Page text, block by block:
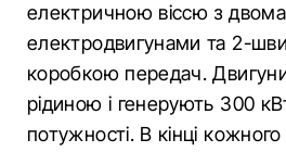
електричною віссю з
електродвигунами та 2-
коробкою передач.
рідиною і генерують 300
потужності. В кінці